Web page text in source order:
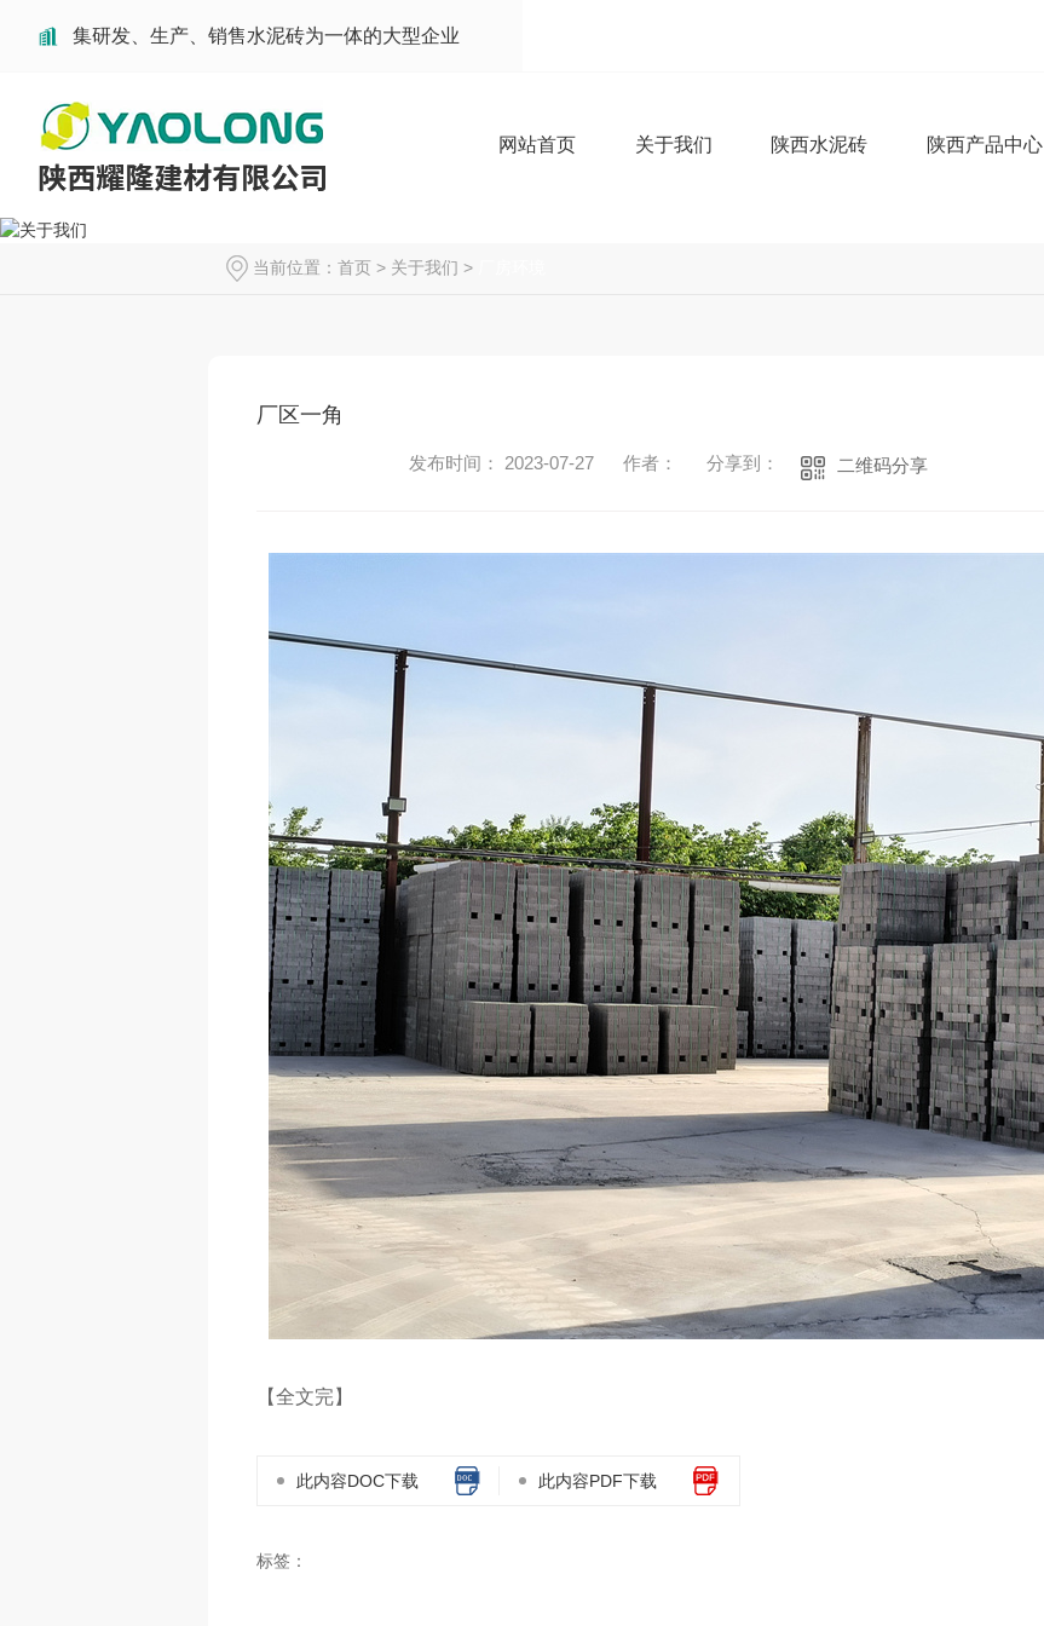
集研发、生产、销售水泥砖为一体的大型企业
网站首页 关于我们 陕西水泥砖 陕西产品中心
当前位置： 首页 > 关于我们 >
厂区一角
发布时间： 2023-07-27 作者： 分享到： 二维码分享
【全文完】
此内容DOC下载 此内容PDF下载
标签：